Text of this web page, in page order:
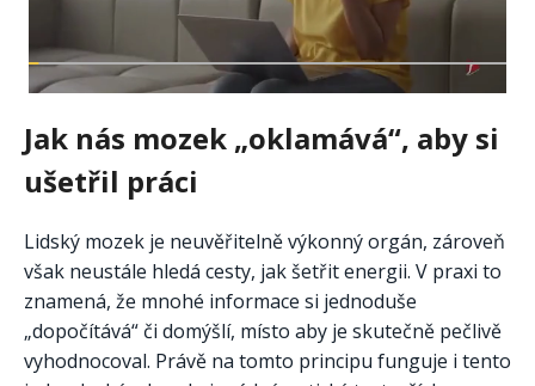
Jak nás mozek „oklamává“, aby si
ušetřil práci
Lidský mozek je neuvěřitelně výkonný orgán, zároveň
však neustále hledá cesty, jak šetřit energii. V praxi to
znamená, že mnohé informace si jednoduše
„dopočítává“ či domýšlí, místo aby je skutečně pečlivě
vyhodnocoval. Právě na tomto principu funguje i tento